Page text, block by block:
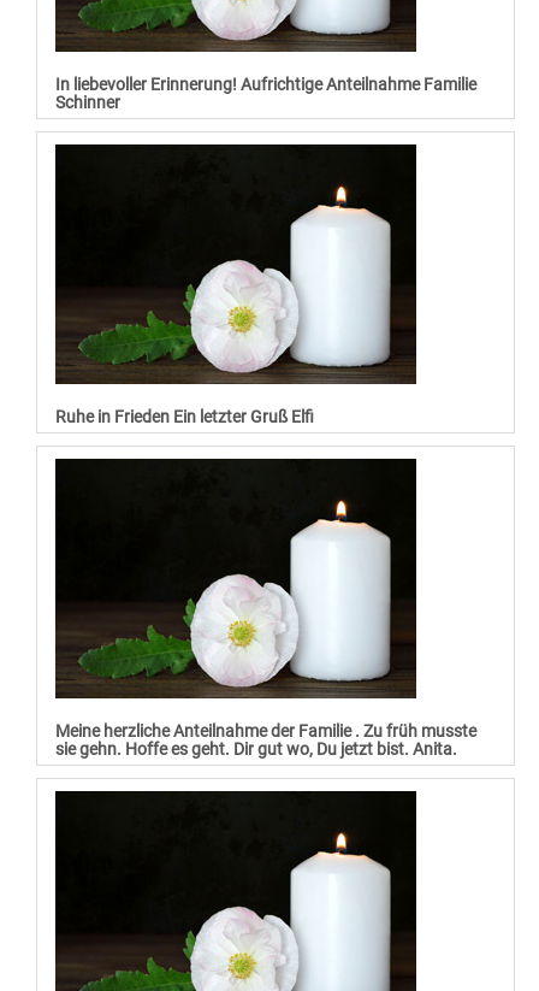
In liebevoller Erinnerung! Aufrichtige Anteilnahme Familie
Schinner
Ruhe in Frieden Ein letzter Gruß Elfi
Meine herzliche Anteilnahme der Familie . Zu früh musste
sie gehn. Hoffe es geht. Dir gut wo, Du jetzt bist. Anita.